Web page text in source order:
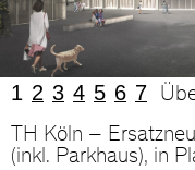
1 2 3 4 5 6 7
TH Köln –
(inkl. Parkhaus), in